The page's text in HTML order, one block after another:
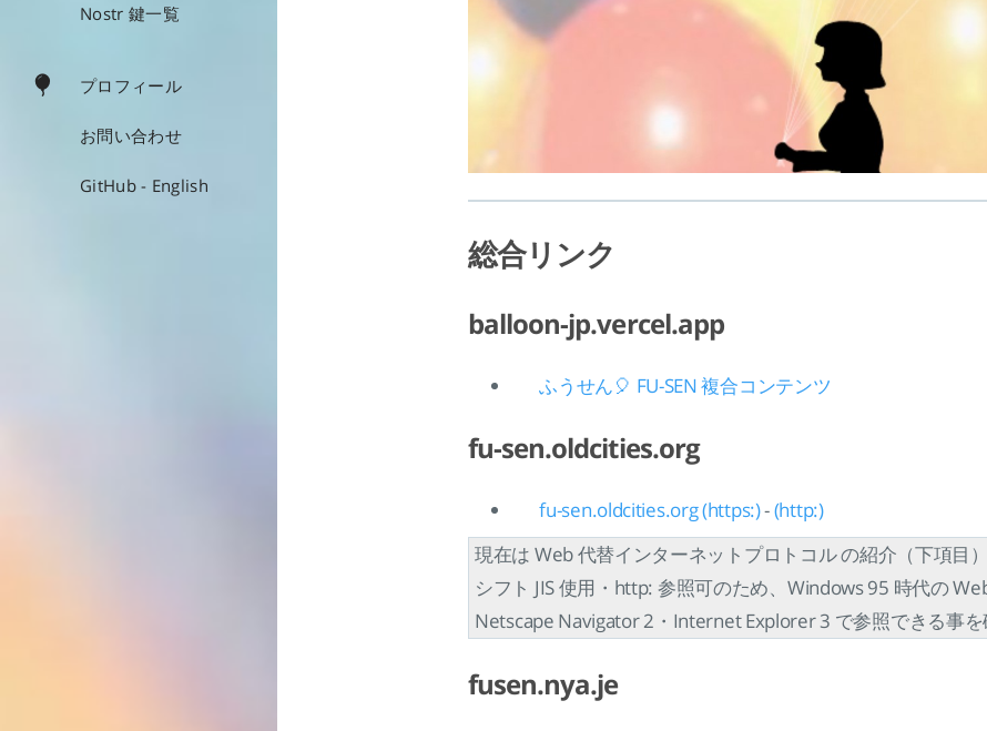
Nostr 鍵一覧
プロフィール
お問い合わせ
GitHub - English
総合リンク
balloon-jp.vercel.app
ふうせん🎈 FU-SEN 複合コンテンツ
fu-sen.oldcities.org
fu-sen.oldcities.org (https:)-(http:)
現在は Web 代替インターネットプロトコル の紹介（下項目
シフト JIS 使用・http: 参照可のため、Windows 95 時代の
Netscape Navigator 2・Internet Explorer 3 で参照できる事を
fusen.nya.je